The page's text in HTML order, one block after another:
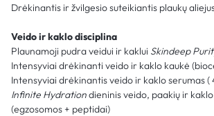
Drėkinantis ir žvilgesio suteikiantis plaukų
Veido ir kaklo disciplina
Plaunamoji pudra veidui ir kaklui Skindeep
Intensyviai drėkinanti veido ir kaklo kaukė
Intensyviai drėkinantis veido ir kaklo serumas
Infinite Hydrationdieninis veido, paakių ir
(egzosomos + peptidai)